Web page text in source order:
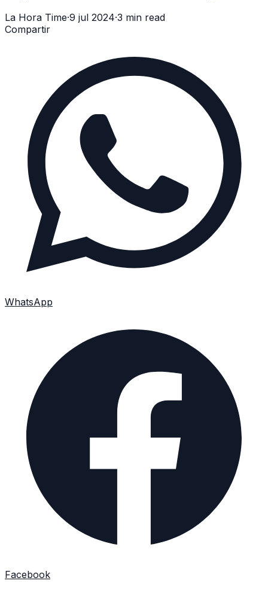
La Hora Time·9 jul 2024·3 min read
Compartir
WhatsApp
Facebook